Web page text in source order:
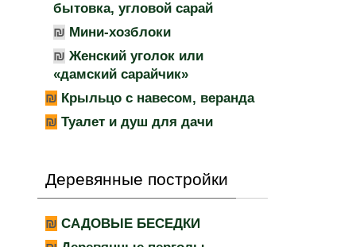
бытовка, угловой сарай
Мини-хозблоки
Женский уголок или
«дамский сарайчик»
Крыльцо с навесом, веранда
Туалет и душ для дачи
Деревянные постройки
САДОВЫЕ БЕСЕДКИ